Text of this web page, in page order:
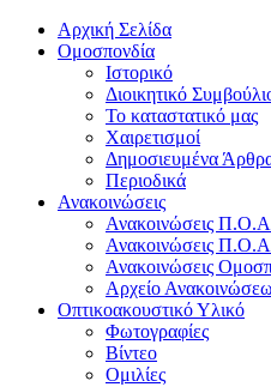
Αρχική Σελίδα
Ομοσπονδία
Ιστορικό
Διοικητικό
Το καταστατικό μας
Χαιρετισμοί
Δημοσιευμένα
Περιοδικά
Ανακοινώσεις
Ανακοινώσεις
Ανακοινώσεις
Ανακοινώσεις
Αρχείο
Οπτικοακουστικό Υλικό
Φωτογραφίες
Βίντεο
Ομιλίες